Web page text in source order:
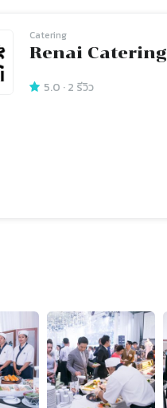
Catering
Renai Catering
5.0 ·2 รีวิว